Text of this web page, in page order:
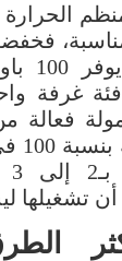
غرفة
فعالة
أن تشغيلها